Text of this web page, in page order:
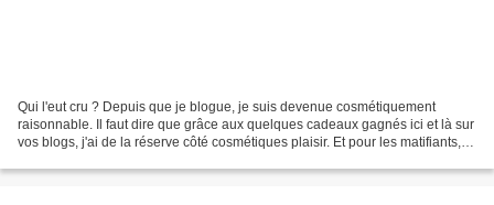
Qui l'eut cru ? Depuis que je blogue, je suis devenue cosmétiquement
raisonnable. Il faut dire que grâce aux quelques cadeaux gagnés ici et là sur
vos blogs, j'ai de la réserve côté cosmétiques plaisir. Et pour les matifiants, je